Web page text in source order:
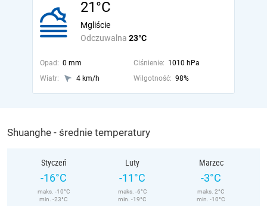
21°C
Odczuwalna 23°C
Mgliście
Opad: 0 mm Ciśnienie: 1010 hPa
Wiatr:
4 km/h Wilgotność: 98%
Shuanghe - średnie temperatury
Styczeń
-16°C
maks. -10°C
min. -23°C
Luty
-11°C
maks. -6°C
min. -19°C
Marzec
-3°C
maks. 2°C
min. -10°C